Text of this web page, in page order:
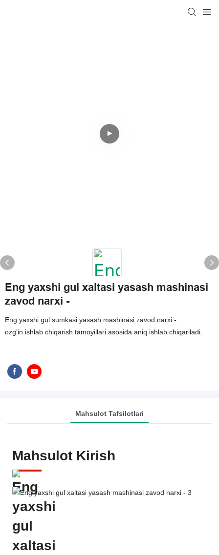
Eng yaxshi gul xaltasi yasash mashinasi
zavod narxi -
Eng yaxshi gul sumkasi yasash mashinasi zavod narxi -.
ozg'in ishlab chiqarish tamoyillari asosida aniq ishlab chiqariladi.
Mahsulot Tafsilotlari
Mahsulot Kirish